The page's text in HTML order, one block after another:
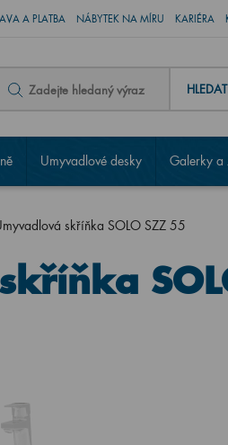
A PLATBA NÁBYTEK NA MÍRU KARIÉRA
HLEDAT
Umyvadlové desky Galerky a
skříňka SOLO SZZ 55